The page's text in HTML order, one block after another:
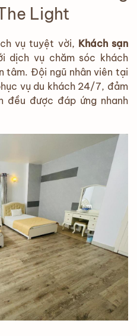
Light
vụ tuyệt vời, Khách sạn
dịch vụ chăm sóc khách
tâm. Đội ngũ nhân viên tại
vụ du khách 24/7, đảm
đều được đáp ứng nhanh